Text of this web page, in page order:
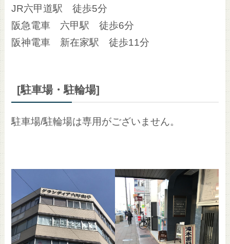
JR六甲道駅 徒歩5分
阪急電車 六甲駅 徒歩6分
阪神電車 新在家駅 徒歩11分
[駐車場・駐輪場]
駐車場/駐輪場は専用がございません。